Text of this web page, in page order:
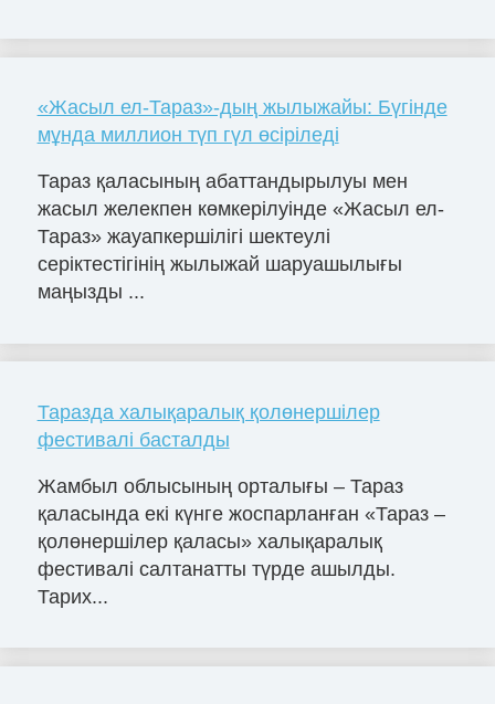
«Жасыл ел-Тараз»-дың жылыжайы: Бүгінде
мұнда миллион түп гүл өсіріледі
Тараз қаласының абаттандырылуы мен
жасыл желекпен көмкерілуінде «Жасыл ел-
Тараз» жауапкершілігі шектеулі
серіктестігінің жылыжай шаруашылығы
маңызды ...
Таразда халықаралық қолөнершілер
фестивалі басталды
Жамбыл облысының орталығы – Тараз
қаласында екі күнге жоспарланған «Тараз –
қолөнершілер қаласы» халықаралық
фестивалі салтанатты түрде ашылды.
Тарих...